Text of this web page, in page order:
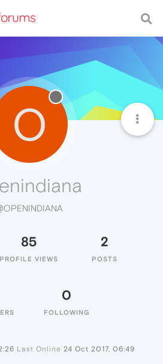
O
85
PROFILE VIEWS
2
POSTS
0
FOLLOWING
Last Online 24 Oct 2017, 06:49